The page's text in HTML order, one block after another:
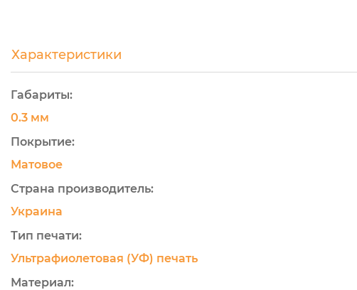
Характеристики
Габариты:
0.3 мм
Покрытие:
Матовое
Страна производитель:
Украина
Тип печати:
Ультрафиолетовая (УФ) печать
Материал: